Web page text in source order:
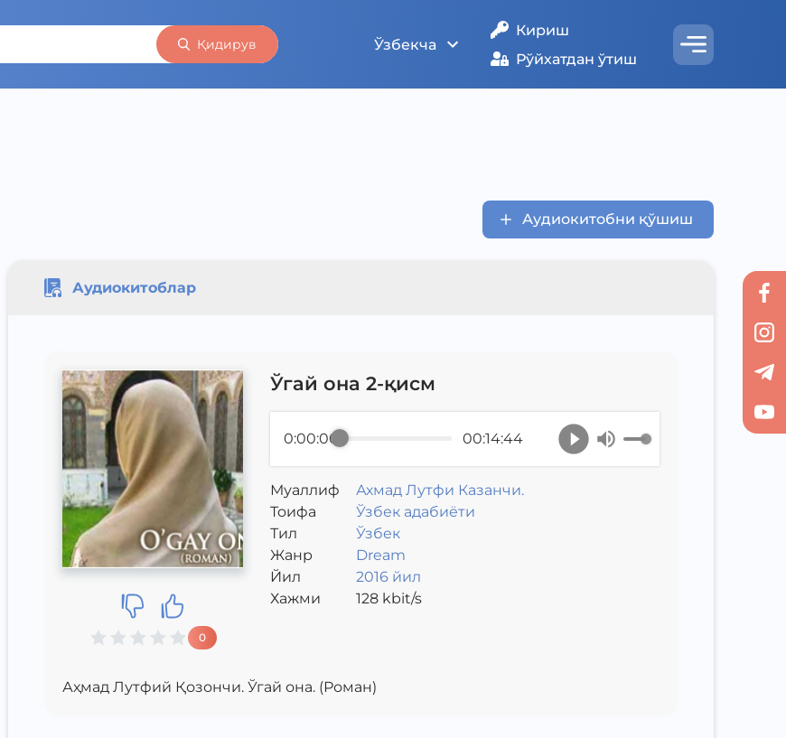
Қидирув Ўзбекча
Кириш
Рўйхатдан ўтиш
Аудиокитобни қўшиш
Аудиокитоблар
0
Ўгай она 2-қисм
0:00:00 00:14:44
Муаллиф
Ахмад Лутфи Казанчи.
Toифа
Ўзбек адабиёти
Тил
Ўзбек
Жанр
Dream
Йил
2016 йил
Хажми
128kbit/s
Аҳмад Лутфий Қозончи. Ўгай она. (Роман)